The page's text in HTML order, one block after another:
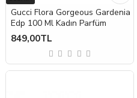
Gucci Flora Gorgeous Gardenia
Edp 100 Ml Kadın Parfüm
849,00TL